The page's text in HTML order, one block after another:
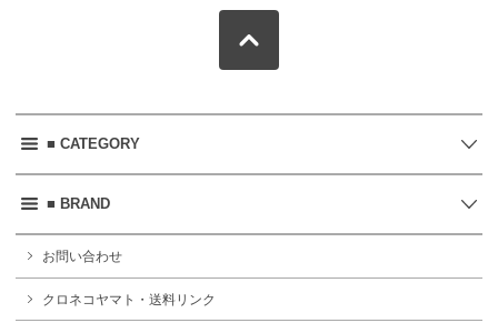
■ CATEGORY
■ BRAND
お問い合わせ
クロネコヤマト・送料リンク